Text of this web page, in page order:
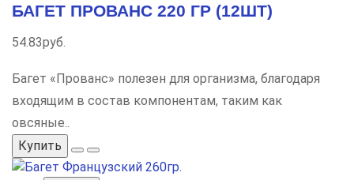
БАГЕТ ПРОВАНС 220 ГР (12ШТ)
54.83руб.
Багет «Прованс» полезен для организма, благодаря
входящим в состав компонентам, таким как
овсяные..
Купить